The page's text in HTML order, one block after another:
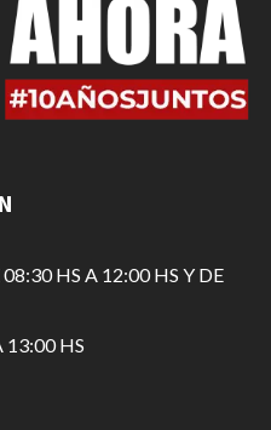
HS A 12:00 HS Y DE
13:00 HS